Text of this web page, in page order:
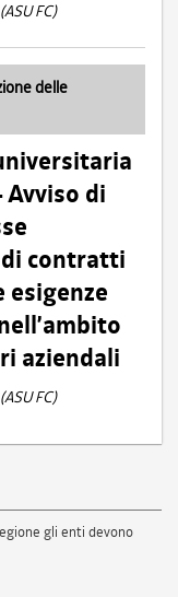
FC)
delle
Avviso di
contratti
esigenze
aziendali
FC)
gli enti devono